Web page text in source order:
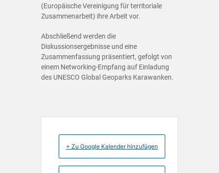
(Europäische Vereinigung für territoriale
Zusammenarbeit) ihre Arbeit vor.
Abschließend werden die
Diskussionsergebnisse und eine
Zusammenfassung präsentiert, gefolgt von
einem Networking-Empfang auf Einladung
des UNESCO Global Geoparks Karawanken.
+ Zu Google Kalender hinzufügen